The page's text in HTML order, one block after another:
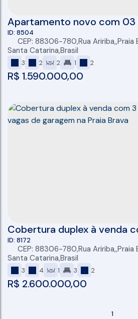
Apartamento novo com
vagas no Ed. Duo, Praia
R$ 1.590.000,00
8504
CEP: 88306-780,Rua Aririba ,Praia
Santa Catarina,Brasil
3 2 2 1 2
Cobertura duplex à venda
140m² e 2 vagas de
R$ 2.600.000,00
8172
CEP: 88306-780,Rua Aririba ,Praia
Santa Catarina,Brasil
3 4 1 3 2
1